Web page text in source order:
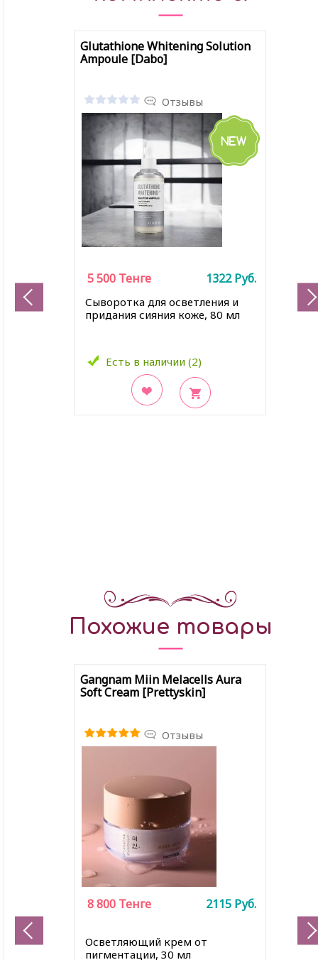
Glutathione Whitening Solution
Ampoule [Dabo]
Отзывы
Сыворотка для осветления и
придания сияния коже, 80 мл
Есть в наличии (2)
5 500 Тенге 1322Руб.
Похожие товары
Gangnam Miin Melacells Aura
Soft Cream [Prettyskin]
Отзывы
Осветляющий крем от
пигментации, 30 мл
8 800 Тенге 2115 Руб.